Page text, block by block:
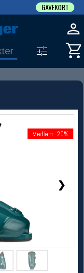
❯
Medlem -20%
GAVEKORT
søket